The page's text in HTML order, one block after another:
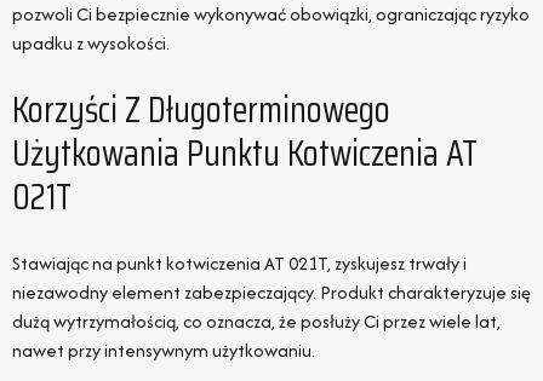
pozwoli Ci bezpiecznie wykonywać obowiązki, ograniczając ryzyko
upadku z wysokości.
Korzyści Z Długoterminowego
Użytkowania Punktu Kotwiczenia AT
021T
Stawiając na punkt kotwiczenia AT 021T, zyskujesz trwały i
niezawodny element zabezpieczający. Produkt charakteryzuje się
dużą wytrzymałością, co oznacza, że posłuży Ci przez wiele lat,
nawet przy intensywnym użytkowaniu.